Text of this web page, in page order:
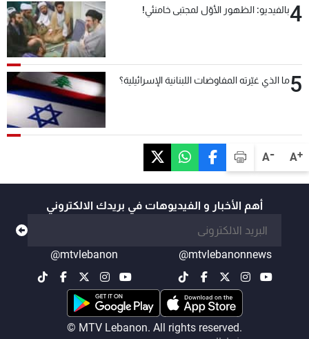
A+
A-
4بالفيديو: الظهور الأوّل لمجتبى خامنئي!
5ما الذي غيّرته المفاوضات اللبنانية الإسرائيلية؟
أهم الأخبار و الفيديوهات في بريدك الالكتروني
@mtvlebanonnews
@mtvlebanon
© MTV Lebanon. All rights reserved.